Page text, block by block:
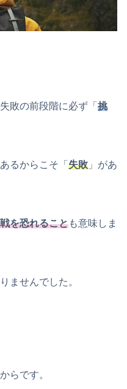
敗の前段階に必ず「 挑
るからこそ「 失敗 」があ
を恐れることも意味しま
ませんでした。
らです。